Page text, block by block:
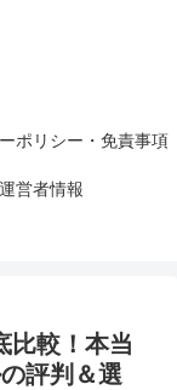
ポリシー・免責事項
運営者情報
比較！本当
評判＆選